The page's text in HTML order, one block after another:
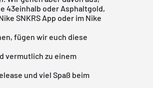
43einhalb oder Asphaltgold,
SNKRS App oder im Nike
fügen wir euch diese
vermutlich zu einem
und viel Spaß beim